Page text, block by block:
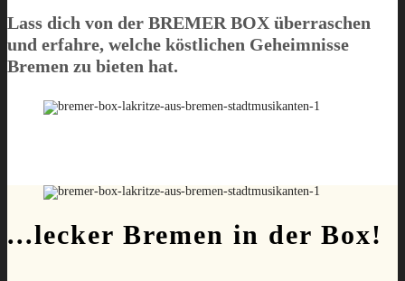
Lass dich von der BREMER BOX überraschen
und erfahre, welche köstlichen Geheimnisse
Bremen zu bieten hat.
...lecker Bremen in der Box!